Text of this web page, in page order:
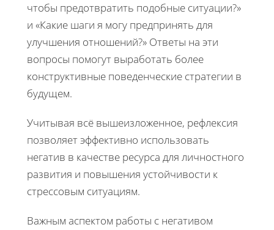
чтобы предотвратить подобные ситуации?»
и «Какие шаги я могу предпринять для
улучшения отношений?» Ответы на эти
вопросы помогут выработать более
конструктивные поведенческие стратегии в
будущем.
Учитывая всё вышеизложенное, рефлексия
позволяет эффективно использовать
негатив в качестве ресурса для личностного
развития и повышения устойчивости к
стрессовым ситуациям.
Важным аспектом работы с негативом